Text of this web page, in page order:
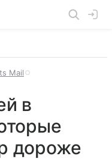
Mail
в
дороже